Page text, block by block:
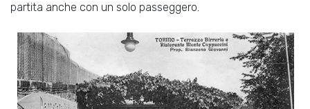
partita anche con un solo passeggero.